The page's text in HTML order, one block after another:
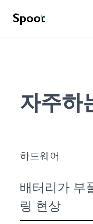
자주하
하드웨어
배터리가 부
링 현상